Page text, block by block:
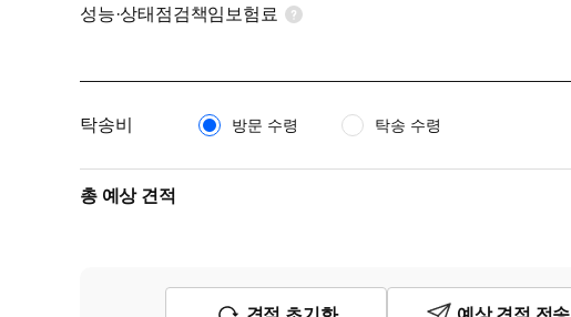
성능·상태점검책임보험료
탁송비 방문 수령 탁송 수령
총 예상 견적